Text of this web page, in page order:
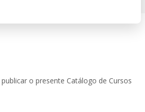
o presente Catálogo de Cursos